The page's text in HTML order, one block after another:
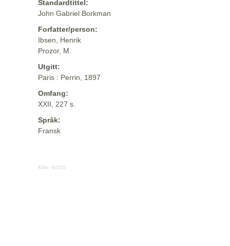
Standardtittel:
John Gabriel Borkman
Forfatter/person:
Ibsen, Henrik
Prozor, M.
Utgitt:
Paris : Perrin, 1897
Omfang:
XXII, 227 s.
Språk:
Fransk
Kilde: MODS